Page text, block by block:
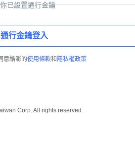
已設置通行金鑰
通行金鑰登入
意酷澎的使用條款和 隱私權政策
Corp. All rights reserved.